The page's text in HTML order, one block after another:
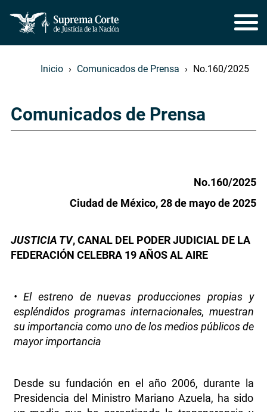
Inicio Comunicados de Prensa No.160/2025
Comunicados de Prensa
No.160/2025
Ciudad de México, 28 de mayo de 2025
JUSTICIA TV, CANAL DEL PODER JUDICIAL DE LA
FEDERACIÓN CELEBRA 19 AÑOS AL AIRE
• El estreno de nuevas producciones propias y
espléndidos programas internacionales, muestran
su importancia como uno de los medios públicos de
mayor importancia
Desde su fundación en el año 2006, durante la
Presidencia del Ministro Mariano Azuela, ha sido